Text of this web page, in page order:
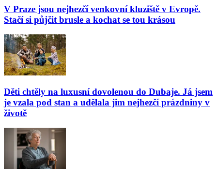
V Praze jsou nejhezčí venkovní kluziště v Evropě.
Stačí si půjčit brusle a kochat se tou krásou
Děti chtěly na luxusní dovolenou do Dubaje. Já jsem
je vzala pod stan a udělala jim nejhezčí prázdniny v
životě